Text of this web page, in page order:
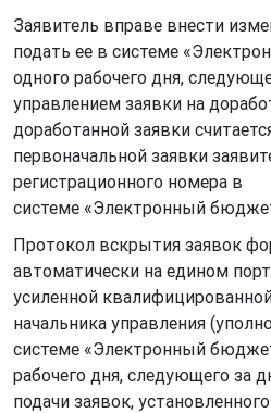
Заявитель вправе внести
подать ее в системе
одного рабочего дня,
управлением заявки на
доработанной заявки
первоначальной заявки
регистрационного номера в
системе «Электронный
Протокол вскрытия заявок
автоматически на едином
усиленной
начальника управления
системе «Электронный
рабочего дня, следующего за
подачи заявок,